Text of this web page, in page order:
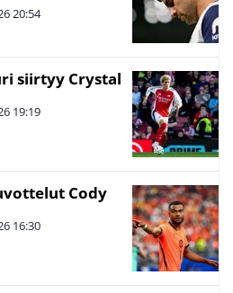
20:54
siirtyy Crystal
19:19
Cody
16:30